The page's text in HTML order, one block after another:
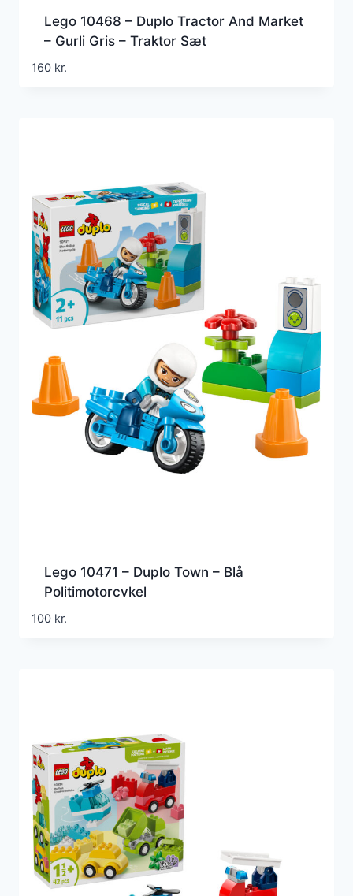
Lego 10468 – Duplo Tractor And Market
– Gurli Gris – Traktor Sæt
160 kr.
Lego 10471 – Duplo Town – Blå
Politimotorcykel
100 kr.